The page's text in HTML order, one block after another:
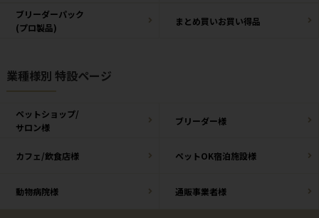
ブリーダーパック
(プロ製品)
まとめ買いお買い得品
業種様別 特設ページ
ペットショップ/
サロン様
ブリーダー様
カフェ/飲食店様 ペットOK宿泊施設様
動物病院様 通販事業者様